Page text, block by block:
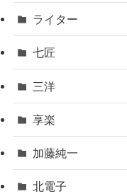
ライター
七匠
三洋
享楽
加藤純一
北電子